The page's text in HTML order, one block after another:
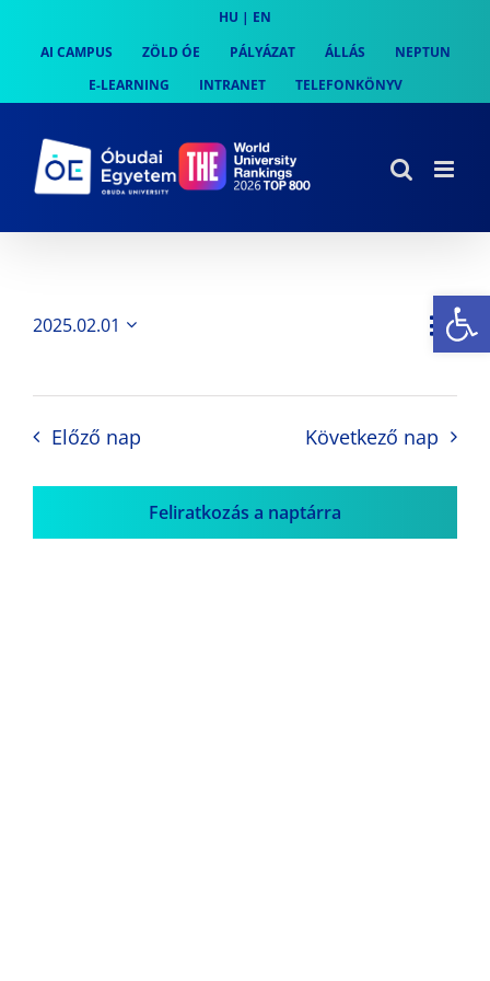
content
HU | EN
AI CAMPUS
ZÖLD ÓE PÁLYÁZAT ÁLLÁS
NEPTUN
E-LEARNING
INTRANET TELEFONKÖNYV
Nap
2025.02.01
Előző nap Következő nap
Feliratkozás a naptárra